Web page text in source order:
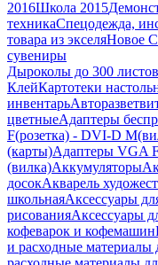
2016Школа 2015
техникаСпецодежда,
товара из экселяНовое С
сувениры
Дыроколы до 300 листов
КлейКартотеки
инвентарь
цветныеАдаптеры
F(розетка) - DVI-D
(карты)Адаптеры VGA
(вилка)Аккумуляторы
досокАкварель
школьнаяАксессуары
рисованияАксессуары
кофеварок и кофемашин
и расходные материалы